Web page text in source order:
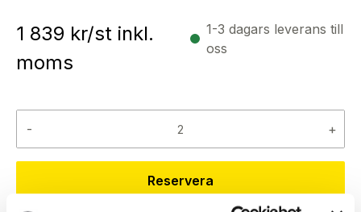
1 839 kr/st inkl.
moms
1-3 dagars leverans till
oss
- +
Reservera